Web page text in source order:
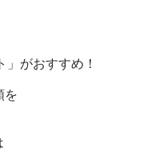
がおすすめ！
を